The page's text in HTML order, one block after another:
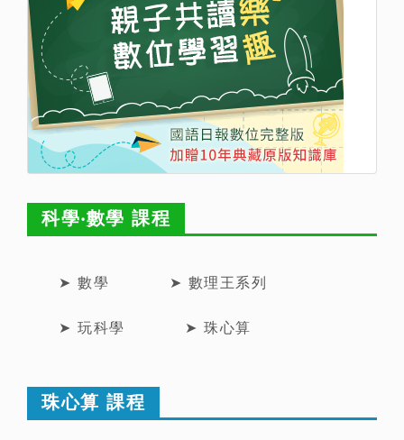
科學‧數學 課程
➤ 數學 ➤ 數理王系列
➤ 玩科學 ➤ 珠心算
珠心算 課程